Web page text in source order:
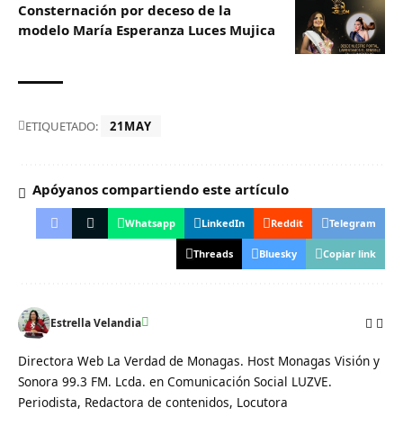
Consternación por deceso de la
modelo María Esperanza Luces Mujica
ETIQUETADO: 21MAY
Apóyanos compartiendo este artículo
Whatsapp LinkedIn Reddit Telegram
Threads Bluesky Copiar link
Estrella Velandia
Directora Web La Verdad de Monagas. Host Monagas Visión y
Sonora 99.3 FM. Lcda. en Comunicación Social LUZVE.
Periodista, Redactora de contenidos, Locutora